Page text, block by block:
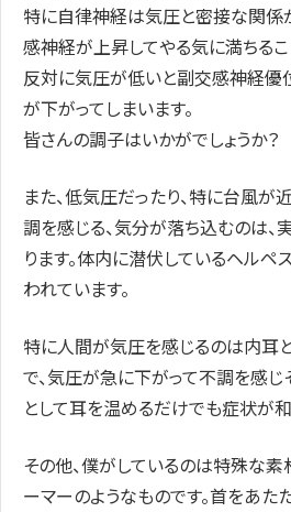
特に自律神経は気圧と密接な関係
感神経が上昇してやる気に満ちるこ
反対に気圧が低いと副交感神経優
が下がってしまいます。
皆さんの調子はいかがでしょうか？
また、低気圧だったり、特に台風が
調を感じる、気分が落ち込むのは、
ります。体内に潜伏しているヘルペ
われています。
特に人間が気圧を感じるのは内耳
で、気圧が急に下がって不調を感じ
として耳を温めるだけでも症状が和
その他、僕がしているのは特殊な素
ーマーのようなものです。首をあ